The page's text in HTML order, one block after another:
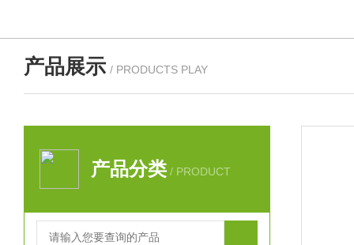
产品展示 / PRODUCTS PLAY
产品分类 / PRODUCT